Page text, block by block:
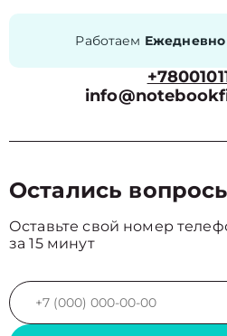
Работаем Ежедневно
Остались
Оставьте свой номер
за 15 минут